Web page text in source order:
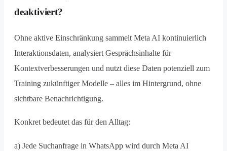
deaktiviert?
Ohne aktive Einschränkung sammelt Meta AI kontinuierlich
Interaktionsdaten, analysiert Gesprächsinhalte für
Kontextverbesserungen und nutzt diese Daten potenziell zum
Training zukünftiger Modelle – alles im Hintergrund, ohne
sichtbare Benachrichtigung.
Konkret bedeutet das für den Alltag:
a) Jede Suchanfrage in WhatsApp wird durch Meta AI